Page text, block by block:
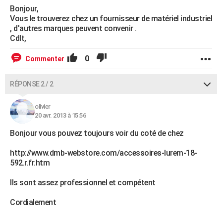
COPAINS D'AVANT
S'inscrire
Se connecter
Lycées
Collèges
Primaires
Universités
Entreprises
Service militaire
Avis de recherche
AVIS DE DÉCÈS
FORUM
Bonjour,
Vous le trouverez chez un fournisseur de matériel industriel
, d'autres marques peuvent convenir .
Cdlt,
Commenter 0
RÉPONSE 2 / 2
olivier
20 avr. 2013 à 15:56
Bonjour vous pouvez toujours voir du coté de chez
http://www.dmb-webstore.com/accessoires-lurem-18-
592.r.fr.htm
Ils sont assez professionnel et compétent
Cordialement